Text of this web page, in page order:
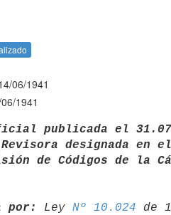
06/1941
1941
publicada el
Comisión de Códigos de
por:
Ley Nº 10.024